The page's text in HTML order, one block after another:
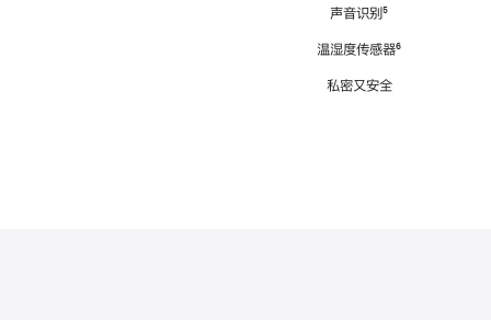
声音识别脚
⁵
温湿度传感器脚
⁶
私密又安全